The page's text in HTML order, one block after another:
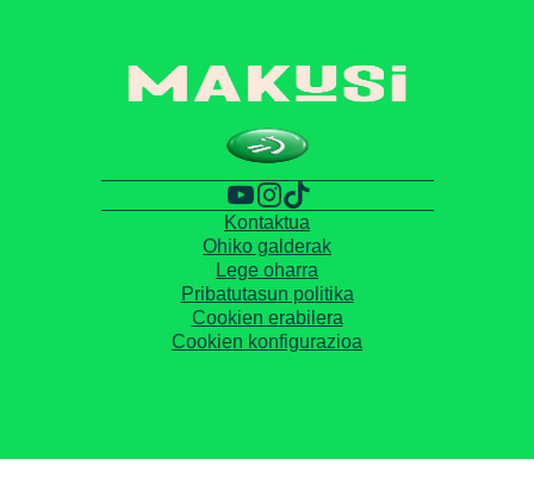
Kontaktua
Ohiko galderak
Lege oharra
Pribatutasun politika
Cookien erabilera
Cookien konfigurazioa